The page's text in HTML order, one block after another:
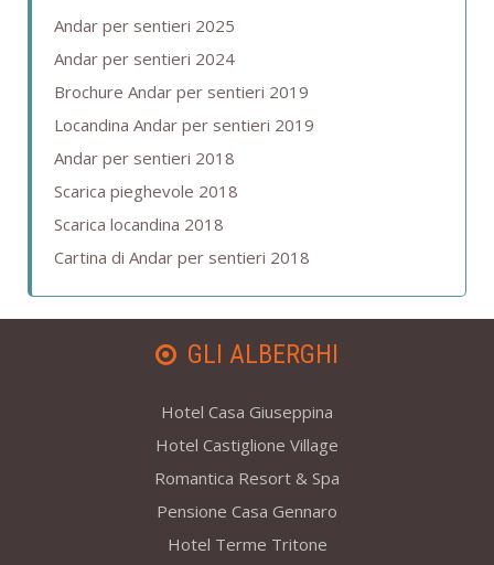
Andar per sentieri 2025
Andar per sentieri 2024
Brochure Andar per sentieri 2019
Locandina Andar per sentieri 2019
Andar per sentieri 2018
Scarica pieghevole 2018
Scarica locandina 2018
Cartina di Andar per sentieri 2018
GLI ALBERGHI
Hotel Casa Giuseppina
Hotel Castiglione Village
Romantica Resort & Spa
Pensione Casa Gennaro
Hotel Terme Tritone